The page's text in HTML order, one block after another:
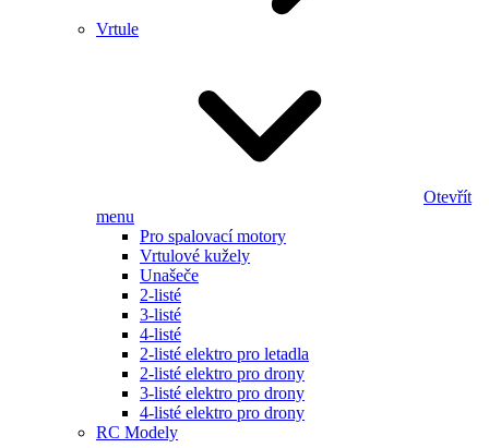
Vrtule
Otevřít
menu
Pro spalovací motory
Vrtulové kužely
Unašeče
2-listé
3-listé
4-listé
2-listé elektro pro letadla
2-listé elektro pro drony
3-listé elektro pro drony
4-listé elektro pro drony
RC Modely